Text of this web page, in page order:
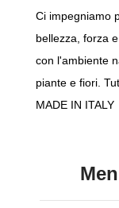
Ci impegniamo
bellezza, forza
con l'ambiente
piante e fiori.
MADE IN ITALY